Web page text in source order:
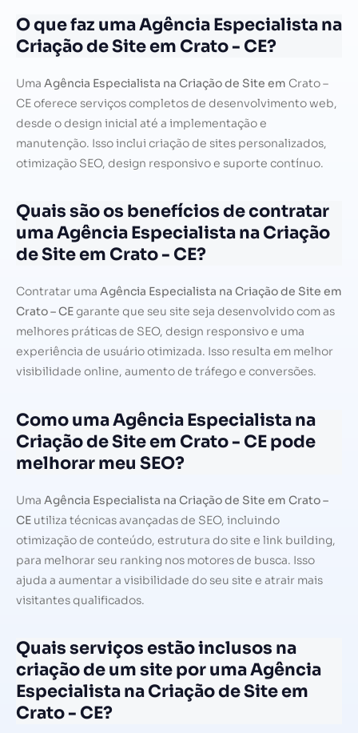
O que faz uma Agência Especialista na
Criação de Site em Crato - CE?
Uma Agência Especialista na Criação de Site em Crato –
CE oferece serviços completos de desenvolvimento web,
desde o design inicial até a implementação e
manutenção. Isso inclui criação de sites personalizados,
otimização SEO, design responsivo e suporte contínuo.
Quais são os benefícios de contratar
uma Agência Especialista na Criação
de Site em Crato - CE?
Contratar uma Agência Especialista na Criação de Site em
Crato – CEgarante que seu site seja desenvolvido com as
melhores práticas de SEO, design responsivo e uma
experiência de usuário otimizada. Isso resulta em melhor
visibilidade online, aumento de tráfego e conversões.
Como uma Agência Especialista na
Criação de Site em Crato - CE pode
melhorar meu SEO?
Uma Agência Especialista na Criação de Site em Crato –
CE utiliza técnicas avançadas de SEO, incluindo
otimização de conteúdo, estrutura do site e link building,
para melhorar seu ranking nos motores de busca. Isso
ajuda a aumentar a visibilidade do seu site e atrair mais
visitantes qualificados.
Quais serviços estão inclusos na
criação de um site por uma Agência
Especialista na Criação de Site em
Crato - CE?